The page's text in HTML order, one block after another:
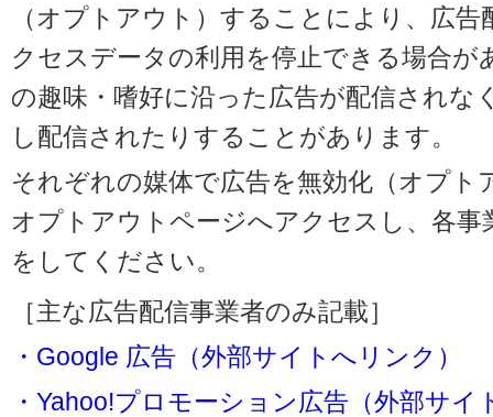
（オプトアウト）することにより、広
クセスデータの利用を停止できる場合が
の趣味・嗜好に沿った広告が配信されな
し配信されたりすることがあります。
それぞれの媒体で広告を無効化（オプト
オプトアウトページへアクセスし、各
をしてください。
［主な広告配信事業者のみ記載］
・Google 広告（外部サイトへリンク）
・Yahoo!プロモーション広告（外部サイ